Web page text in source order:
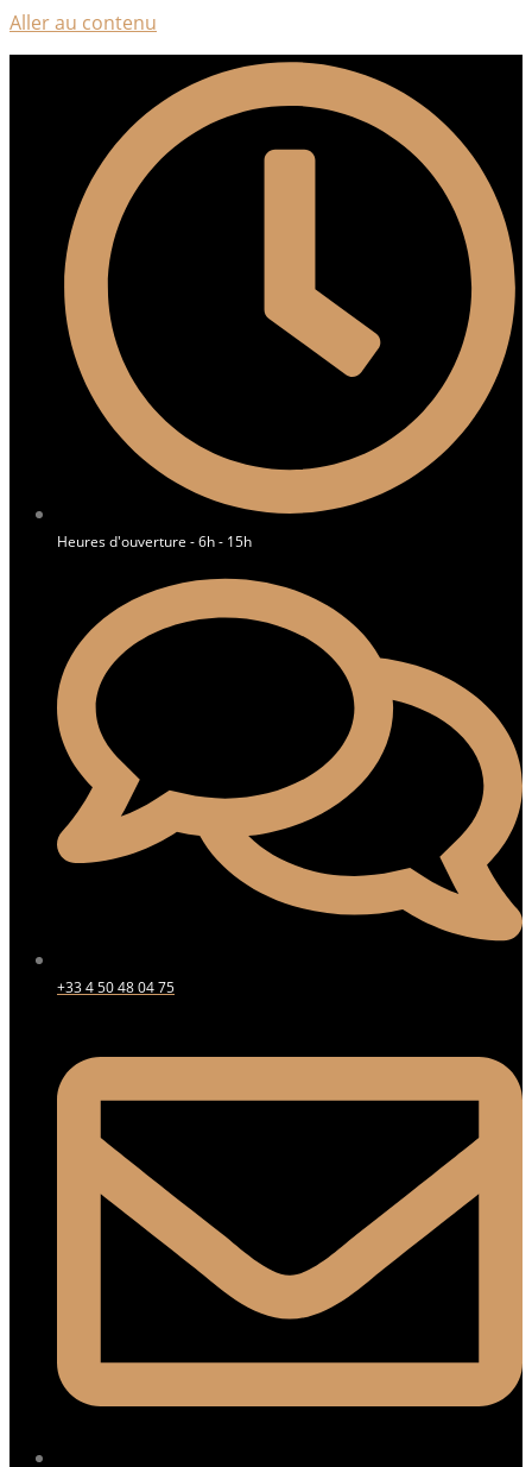
Aller au contenu
Heures d'ouverture - 6h - 15h
+33 4 50 48 04 75